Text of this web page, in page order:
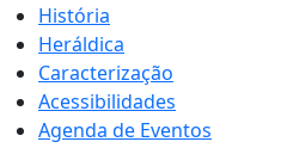
História
Heráldica
Caracterização
Acessibilidades
Agenda de Eventos